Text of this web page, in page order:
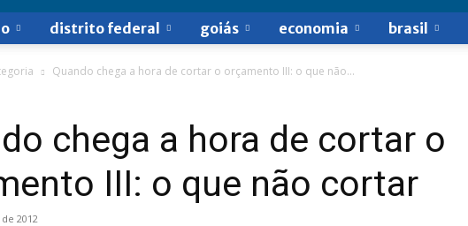
distrito federal goiás economia brasil
Quando chega a hora de cortar o orçamento III: o que não...
chega a hora de cortar o
III: o que não cortar
2012